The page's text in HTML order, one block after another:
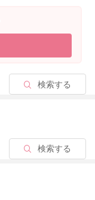
2026/4/19 20:57
検索する
検索する